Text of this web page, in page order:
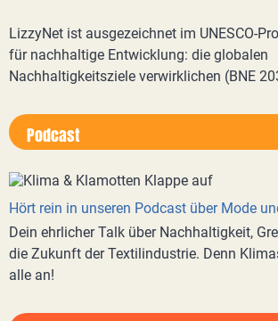
LizzyNet ist ausgezeichnet im UNESCO-
für nachhaltige Entwicklung: die globalen
Nachhaltigkeitsziele verwirklichen (BNE
Podcast
Hört rein in unseren Podcast über Mode
Dein ehrlicher Talk über Nachhaltigkeit,
die Zukunft der Textilindustrie. Denn
alle an!